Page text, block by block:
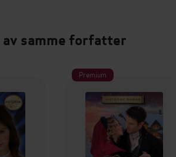
av samme forfatter
Premium